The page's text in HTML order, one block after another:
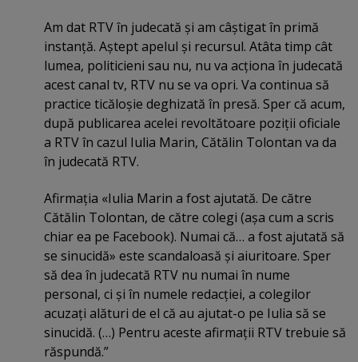
Am dat RTV în judecată şi am câştigat în primă
instanţă. Aştept apelul şi recursul. Atâta timp cât
lumea, politicieni sau nu, nu va acţiona în judecată
acest canal tv, RTV nu se va opri. Va continua să
practice ticăloşie deghizată în presă. Sper că acum,
după publicarea acelei revoltătoare poziţii oficiale
a RTV în cazul Iulia Marin, Cătălin Tolontan va da
în judecată RTV.
Afirmaţia «Iulia Marin a fost ajutată. De către
Cătălin Tolontan, de către colegi (aşa cum a scris
chiar ea pe Facebook). Numai că… a fost ajutată să
se sinucidă» este scandaloasă şi aiuritoare. Sper
să dea în judecată RTV nu numai în nume
personal, ci şi în numele redacţiei, a colegilor
acuzaţi alături de el că au ajutat-o pe Iulia să se
sinucidă. (…) Pentru aceste afirmaţii RTV trebuie să
răspundă.”